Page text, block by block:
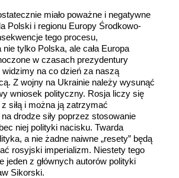
miało poważne i negatywne
Polski i regionu Europy Środkowo-
tego procesu,
nie tylko Polska, ale cała Europa
w czasach prezydentury
na co dzień za naszą
Z wojny na Ukrainie należy wysunąć
wniosek polityczny. Rosja liczy się
siłą i można ją zatrzymać
drodze siły poprzez stosowanie
niej polityki nacisku. Twarda
a nie żadne naiwne „resety” będą
rosyjski imperializm. Niestety tego
jeden z głównych autorów polityki
Sikorski.